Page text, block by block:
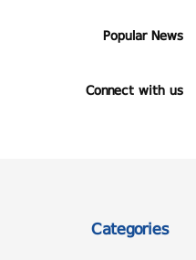
Popular News
Connect with us
Categories